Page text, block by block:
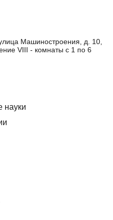
Машиностроения, д. 10,
VIII - комнаты с 1 по 6
науки